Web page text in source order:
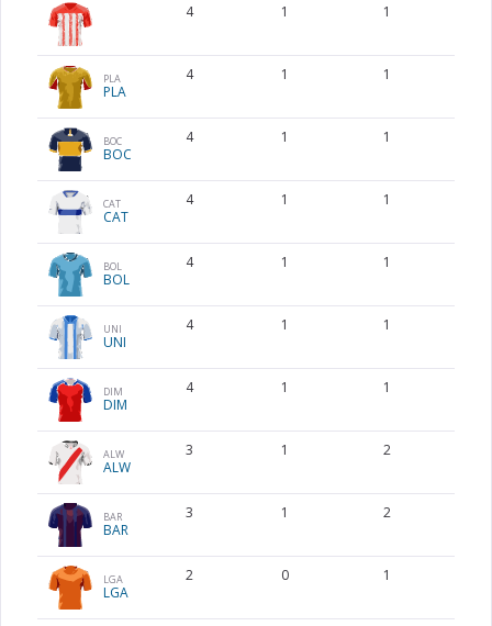
4 1 1
PLA
PLA
4 1 1
BOC
BOC
4 1 1
CAT
CAT
4 1 1
BOL
BOL
4 1 1
UNI
UNI
4 1 1
DIM
DIM
4 1 1
ALW
ALW
3 1 2
BAR
BAR
3 1 2
LGA
LGA
2 0 1